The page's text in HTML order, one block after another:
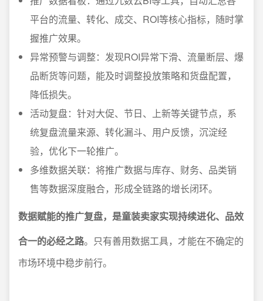
平台的流量、转化、成交、ROI等核心指标，随时掌
握推广效果。
异常预警与调整：发现ROI异常下滑、流量断层、爆
品断货等问题，能及时调整投放策略和货盘配置，
降低损失。
活动复盘：针对大促、节日、上新等关键节点，系
统复盘流量来源、转化漏斗、用户反馈，沉淀经
验，优化下一轮推广。
多维数据关联：将推广数据与库存、财务、品类销
售等数据深度融合，形成全链路的增长闭环。
数据赋能的推广复盘，是童装卖家实现持续进化、品效
合一的必经之路。只有善用数据工具，才能在不确定的
市场环境中稳步前行。